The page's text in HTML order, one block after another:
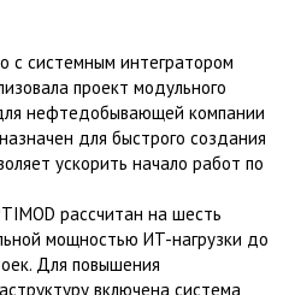
с системным интегратором
проект модульного
нефтедобывающей компании
для быстрого создания
ускорить начало работ по
рассчитан на шесть
мощностью ИT-нагрузки до
Для повышения
включена система